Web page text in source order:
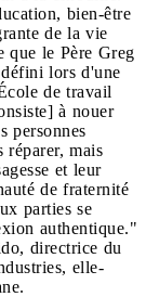
bien-être
de la vie
que le Père Greg
lors d'une
de travail
à nouer
personnes
réparer, mais
et leur
de fraternité
parties se
authentique."
directrice du
elle-